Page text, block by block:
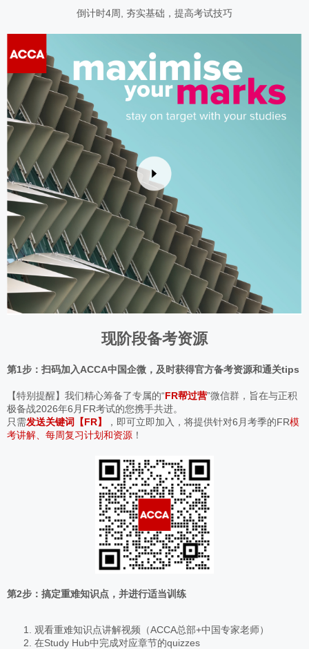
倒计时4周, 夯实基础，提高考试技巧
现阶段备考资源
第1步：扫码加入ACCA中国企微，及时获得官方备考资源和通关tips
【特别提醒】我们精心筹备了专属的“FR帮过营”微信群，旨在与正积
极备战2026年6月FR考试的您携手共进。
只需发送关键词 【FR】 ，即可立即加入，将提供针对6月考季的FR模
考讲解、每周复习计划和资源 ！
第2步：搞定重难知识点，并进行适当训练
观看重难知识点讲解视频（ACCA总部+中国专家老师）
在Study Hub中完成对应章节的quizzes